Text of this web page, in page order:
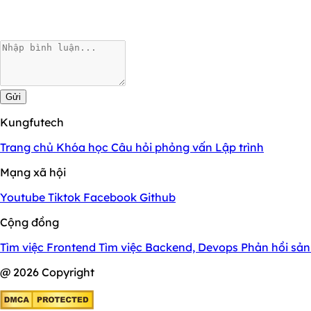
Gửi
Kungfutech
Trang chủ Khóa học Câu hỏi phỏng vấn Lập trình
Mạng xã hội
Youtube Tiktok Facebook Github
Cộng đồng
Tìm việc Frontend Tìm việc Backend, Devops Phản hồi
@ 2026 Copyright